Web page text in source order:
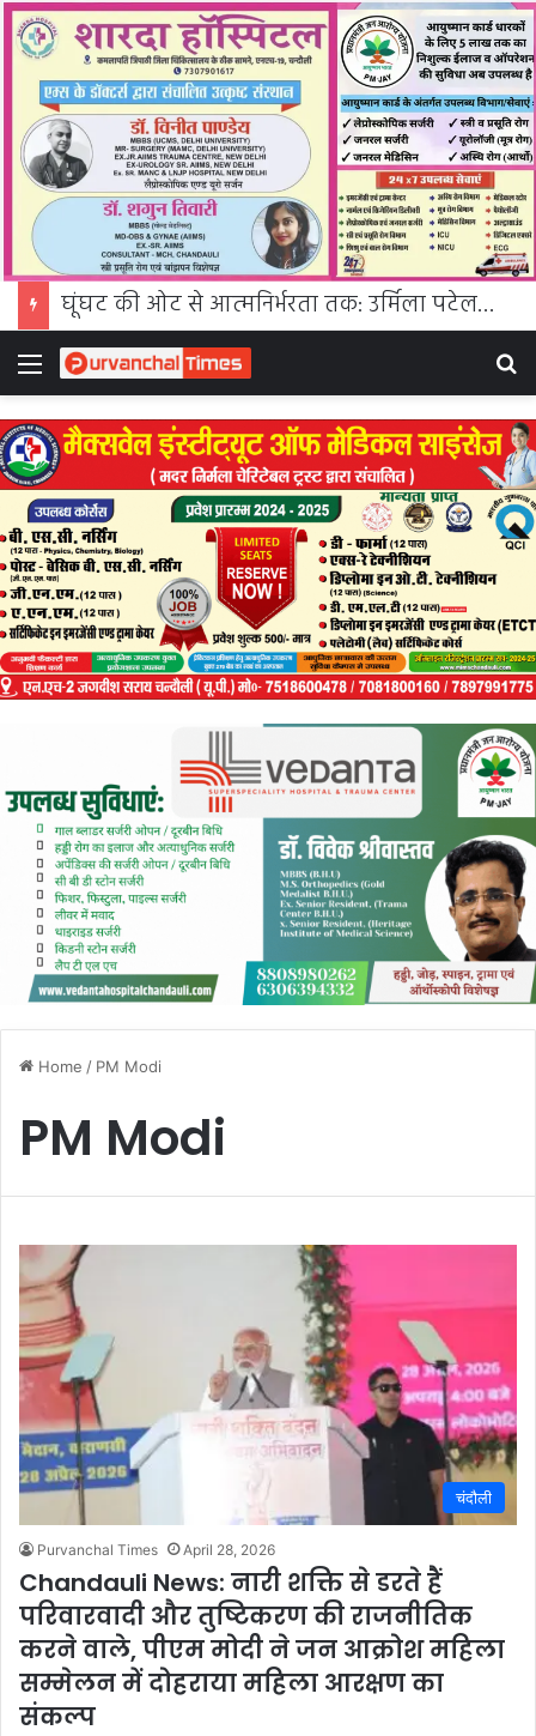
घूंघट की ओट से आत्मनिर्भरता तक: उर्मिला पटेल बनीं ग्रामीण महिला सशक्तिकरण की प्रेरक मिसाल
Menu
Home / PM Modi
PM Modi
चंदौली
Purvanchal Times April 28, 2026
Chandauli News: नारी शक्ति से डरते हैं
परिवारवादी और तुष्टिकरण की राजनीतिक
करने वाले, पीएम मोदी ने जन आक्रोश महिला
सम्मेलन में दोहराया महिला आरक्षण का
संकल्प